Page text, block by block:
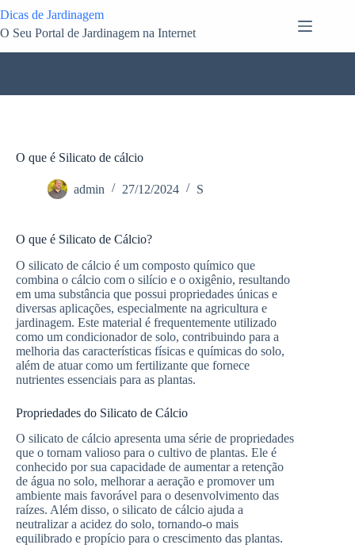
para
o
Dicas de Jardinagem
O Seu Portal de Jardinagem na Internet
O que é Silicato de cálcio
admin 27/12/2024 S
O que é Silicato de Cálcio?
O silicato de cálcio é um composto químico que
combina o cálcio com o silício e o oxigênio, resultando
em uma substância que possui propriedades únicas e
diversas aplicações, especialmente na agricultura e
jardinagem. Este material é frequentemente utilizado
como um condicionador de solo, contribuindo para a
melhoria das características físicas e químicas do solo,
além de atuar como um fertilizante que fornece
nutrientes essenciais para as plantas.
Propriedades do Silicato de Cálcio
O silicato de cálcio apresenta uma série de propriedades
que o tornam valioso para o cultivo de plantas. Ele é
conhecido por sua capacidade de aumentar a retenção
de água no solo, melhorar a aeração e promover um
ambiente mais favorável para o desenvolvimento das
raízes. Além disso, o silicato de cálcio ajuda a
neutralizar a acidez do solo, tornando-o mais
equilibrado e propício para o crescimento das plantas.